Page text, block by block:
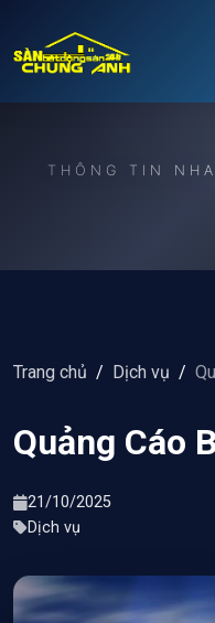
THÔNG TIN
Trang chủ / Dịch vụ /
Quảng Cáo
21/10/2025
Dịch vụ